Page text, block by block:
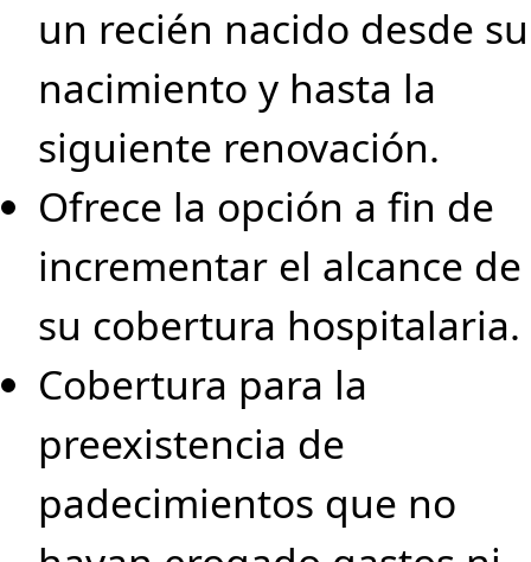
un recién nacido desde su
nacimiento y hasta la
siguiente renovación.
Ofrece la opción a fin de
incrementar el alcance de
su cobertura hospitalaria.
Cobertura para la
preexistencia de
padecimientos que no